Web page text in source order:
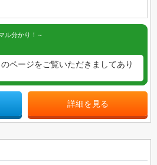
ル分かり！
ページをご覧いただきましてあり
詳細を見る